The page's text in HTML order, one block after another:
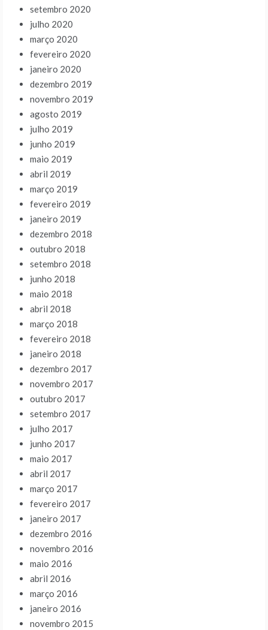
setembro 2020
julho 2020
março 2020
fevereiro 2020
janeiro 2020
dezembro 2019
novembro 2019
agosto 2019
julho 2019
junho 2019
maio 2019
abril 2019
março 2019
fevereiro 2019
janeiro 2019
dezembro 2018
outubro 2018
setembro 2018
junho 2018
maio 2018
abril 2018
março 2018
fevereiro 2018
janeiro 2018
dezembro 2017
novembro 2017
outubro 2017
setembro 2017
julho 2017
junho 2017
maio 2017
abril 2017
março 2017
fevereiro 2017
janeiro 2017
dezembro 2016
novembro 2016
maio 2016
abril 2016
março 2016
janeiro 2016
novembro 2015